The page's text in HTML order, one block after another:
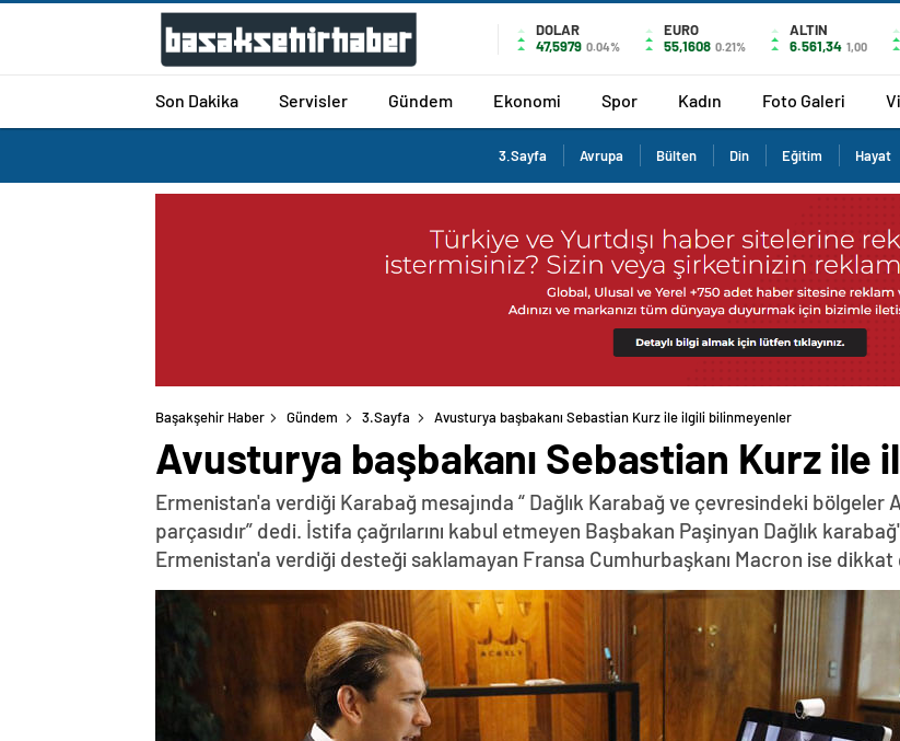
DOLAR
47,5979 0.04%
EURO
55,1608 0.21%
ALTIN
6.561,34 1,00
Son Dakika Servisler Gündem Ekonomi Spor Kadın Foto Galeri
3.Sayfa Avrupa Bülten Din Eğitim Hayat
Başakşehir Haber Gündem 3.Sayfa Avusturya başbakanı Sebastian Kurz ile ilgili bilinmeyenler
Avusturya başbakanı Sebastian Kurz ile
Ermenistan'a verdiği Karabağ mesajında “ Dağlık Karabağ ve çevresindeki
parçasıdır” dedi. İstifa çağrılarını kabul etmeyen Başbakan Paşinyan Dağlık
Ermenistan'a verdiği desteği saklamayan Fransa Cumhurbaşkanı Macron ise